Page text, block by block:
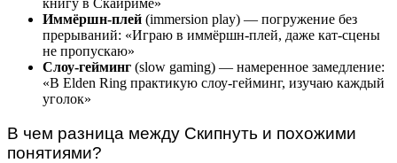
книгу в Скайриме»
Иммёршн-плей (immersion play) — погружение без
прерываний: «Играю в иммёршн-плей, даже кат-сцены
не пропускаю»
Слоу-гейминг (slow gaming) — намеренное замедление:
«В Elden Ring практикую слоу-гейминг, изучаю каждый
уголок»
В чем разница между Скипнуть и похожими
понятиями?